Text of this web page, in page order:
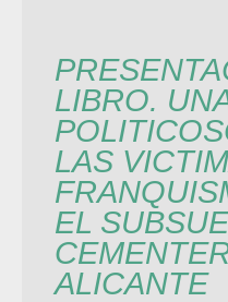
LIBRO.
LAS
EL
ALICANTE